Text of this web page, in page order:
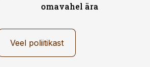
omavahel ära
Veel poliitikast